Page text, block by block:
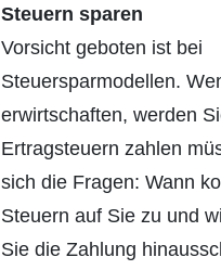
Steuern sparen
Vorsicht geboten ist bei
Steuersparmodellen.
erwirtschaften, werden
Ertragsteuern zahlen
sich die Fragen: Wann
Steuern auf Sie zu und
Sie die Zahlung